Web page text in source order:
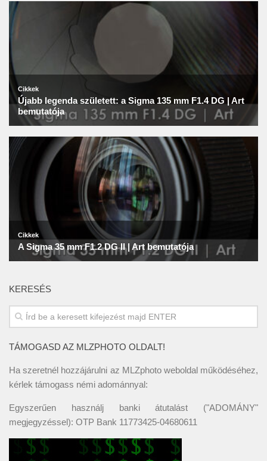
KERESÉS
TÁMOGASD AZ MLZPHOTO OLDALT!
Ha szeretnél hozzájárulni az MLZphoto weboldal működéséhez,
kérlek támogass némi adománnyal:
Egyszerűen használj banki átutalást ("ADOMÁNY"
megjegyzéssel): OTP Bank 11773425-04680611